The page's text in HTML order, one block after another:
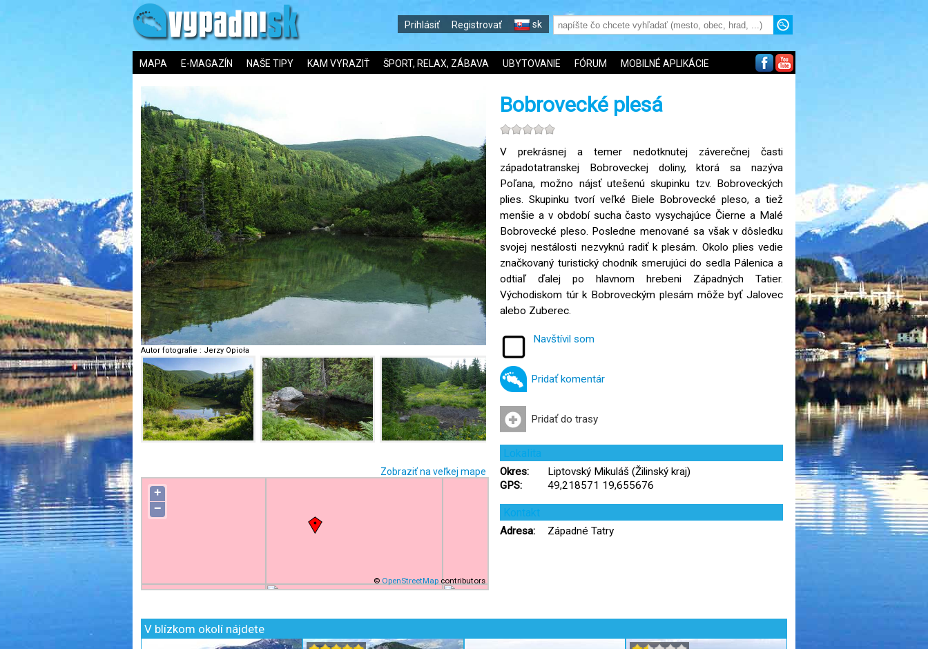
Prihlásiť Registrovať sk
MAPA E-MAGAZÍN NAŠE TIPY KAM VYRAZIŤ ŠPORT, RELAX, ZÁBAVA UBYTOVANIE FÓRUM MOBILNÉ APLIKÁCIE
Autor fotografie : Jerzy Opioła
Zobraziť na veľkej mape
+
−
© OpenStreetMap contributors
Bobrovecké plesá
V prekrásnej a temer nedotknutej záverečnej časti
západotatranskej Bobroveckej doliny, ktorá sa nazýva
Poľana, možno nájsť utešenú skupinku tzv. Bobroveckých
plies. Skupinku tvorí veľké Biele Bobrovecké pleso, a tiež
menšie a v období sucha často vysychajúce Čierne a Malé
Bobrovecké pleso. Posledne menované sa však v dôsledku
svojej nestálosti nezvyknú radiť k plesám. Okolo plies vedie
značkovaný turistický chodník smerujúci do sedla Pálenica a
odtiaľ ďalej po hlavnom hrebeni Západných Tatier.
Východiskom túr k Bobroveckým plesám môže byť Jalovec
alebo Zuberec.
Navštívil som
Pridať komentár
Pridať do trasy
Lokalita
Okres:
Liptovský Mikuláš (Žilinský kraj)
GPS:
49,218571 19,655676
Kontakt
Adresa: Západné Tatry
V blízkom okolí nájdete